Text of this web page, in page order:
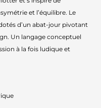
et l’équilibre. Le
d’un abat-jour pivotant
Un langage conceptuel
à la fois ludique et